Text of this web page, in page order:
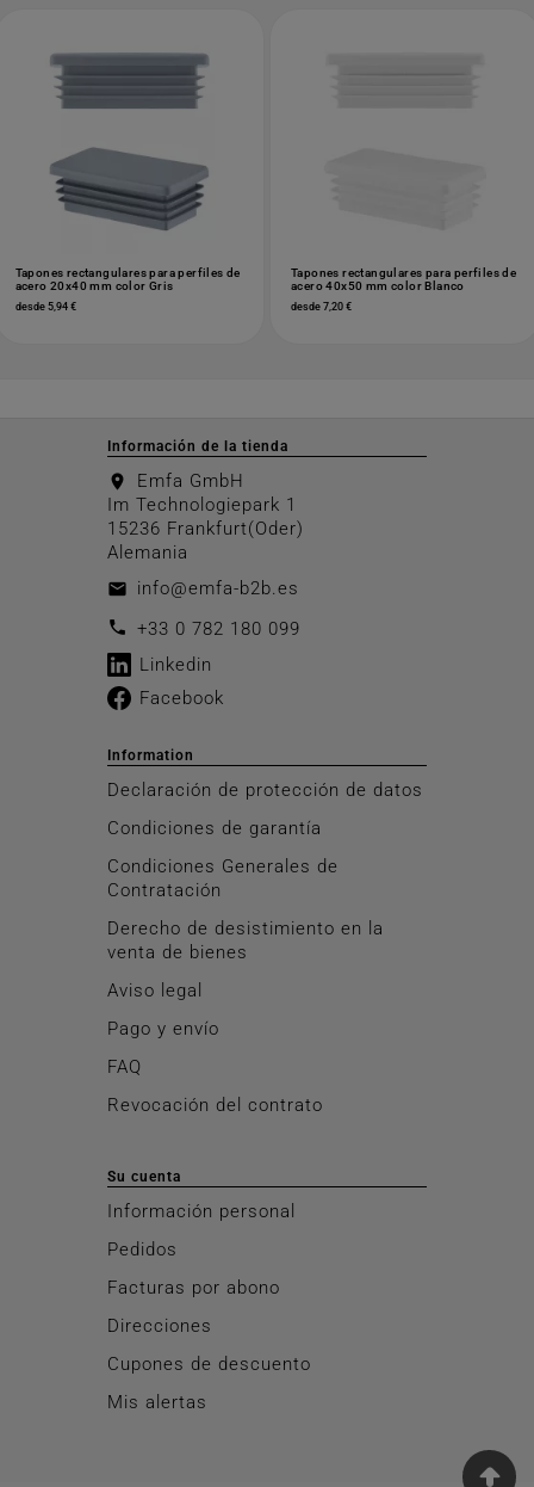
Tapones rectangulares para perfiles de
acero 20x40 mm color Gris
desde 5,94 €
Tapones rectangulares para perfiles de
acero 40x50 mm color Blanco
desde 7,20 €
Información de la tienda
location_on
Emfa GmbH
Im Technologiepark 1
15236 Frankfurt(Oder)
Alemania
email info@emfa-b2b.es
call +33 0 782 180 099
Linkedin
Facebook
Information
Declaración de protección de datos
Condiciones de garantía
Condiciones Generales de
Contratación
Derecho de desistimiento en la
venta de bienes
Aviso legal
Pago y envío
FAQ
Revocación del contrato
Su cuenta
Información personal
Pedidos
Facturas por abono
Direcciones
Cupones de descuento
Mis alertas